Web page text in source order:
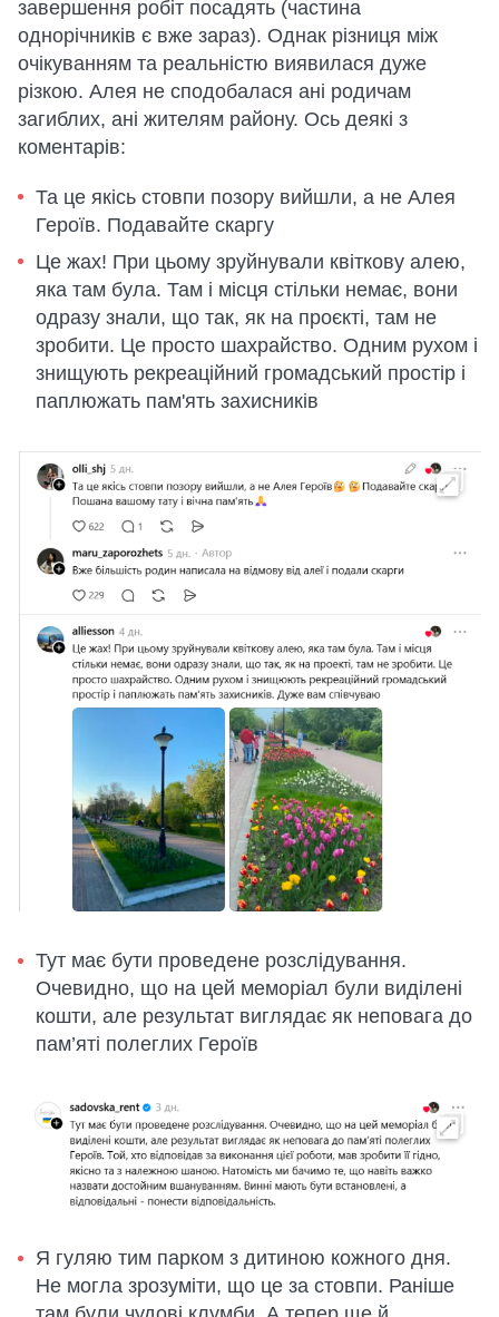
завершення робіт посадять (частина
однорічників є вже зараз). Однак різниця між
очікуванням та реальністю виявилася дуже
різкою. Алея не сподобалася ані родичам
загиблих, ані жителям району. Ось деякі з
коментарів:
Та це якісь стовпи позору вийшли, а не Алея
Героїв. Подавайте скаргу
Це жах! При цьому зруйнували квіткову алею,
яка там була. Там і місця стільки немає, вони
одразу знали, що так, як на проєкті, там не
зробити. Це просто шахрайство. Одним рухом і
знищують рекреаційний громадський простір і
паплюжать пам'ять захисників
Тут має бути проведене розслідування.
Очевидно, що на цей меморіал були виділені
кошти, але результат виглядає як неповага до
пам’яті полеглих Героїв
Я гуляю тим парком з дитиною кожного дня.
Не могла зрозуміти, що це за стовпи. Раніше